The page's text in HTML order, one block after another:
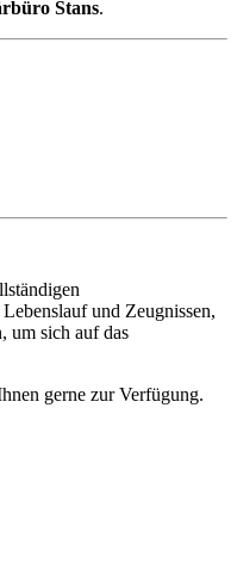
Stans.
und Zeugnissen,
um sich auf das
gerne zur Verfügung.